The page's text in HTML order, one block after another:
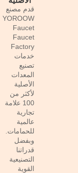
قدم مصنع
YOROOW
Faucet
Faucet
Factory
خدمات
تصنيع
المعدات
الأصلية
لأكثر من
100 علامة
تجارية
عالمية
للحمامات.
وبفضل
قدراتنا
التصنيعية
القوية